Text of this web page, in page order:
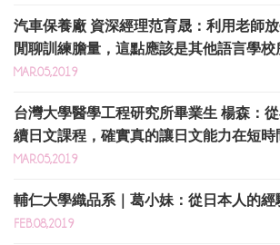
汽車保養廠 資深經理范育晟：利用老師
閒聊訓練膽量，這點應該是其他語言學
MAR.05,2019
台灣大學醫學工程研究所畢業生 楊森：
續日文課程，確實真的讓日文能力在短
MAR.05,2019
輔仁大學織品系｜葛小妹：從日本人的經
FEB.08,2019